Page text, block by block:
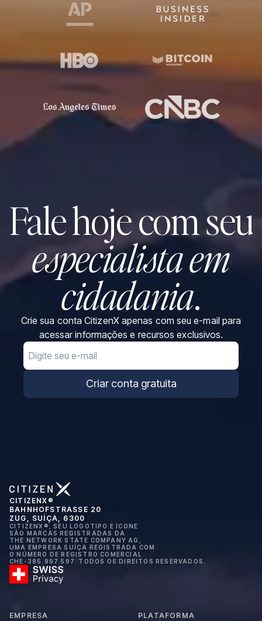
Fale hoje com seu
especialista em
cidadania.
Crie sua conta CitizenX apenas com seu e-mail para
acessar informações e recursos exclusivos.
Email
Criar conta gratuita
CITIZENX®
BAHNHOFSTRASSE 20
ZUG, SUÍÇA, 6300
CITIZENX®, SEU LOGOTIPO E ÍCONE
SÃO MARCAS REGISTRADAS DA
THE NETWORK STATE COMPANY AG,
UMA EMPRESA SUÍÇA REGISTRADA COM
O NÚMERO DE REGISTRO COMERCIAL
CHE-385.997.597. TODOS OS DIREITOS RESERVADOS.
EMPRESA
PLATAFORMA